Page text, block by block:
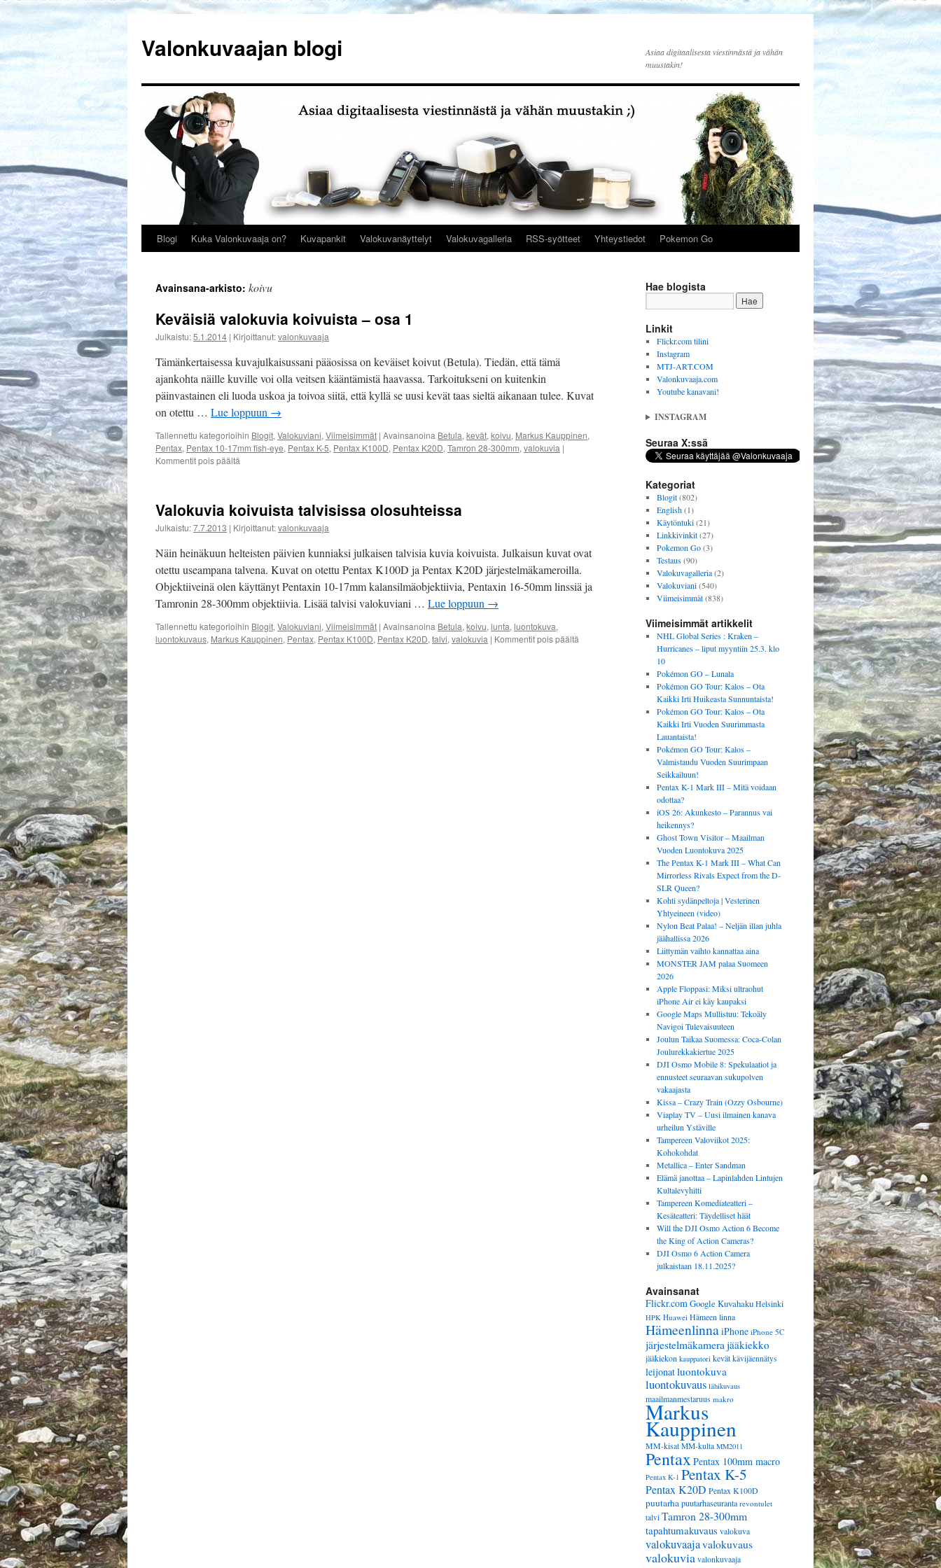
Valonkuvaajan blogi
Asiaa digitaalisesta viestinnästä ja vähän
muustakin!
Blogi Kuka Valonkuvaaja on? Kuvapankit Valokuvanäyttelyt Valokuvagalleria RSS-syötteet Yhteystiedot Pokemon Go
Avainsana-arkisto: koivu
Keväisiä valokuvia koivuista – osa 1
Julkaistu:5.1.2014 | Kirjoittanut:valonkuvaaja
Tämänkertaisessa kuvajulkaisussani pääosissa on keväiset koivut (Betula). Tiedän, että tämä
ajankohta näille kuville voi olla veitsen kääntämistä haavassa. Tarkoitukseni on kuitenkin
päinvastainen eli luoda uskoa ja toivoa siitä, että kyllä se uusi kevät taas sieltä aikanaan tulee. Kuvat
on otettu … Lue loppuun →
Tallennettu kategorioihin Blogit, Valokuviani, Viimeisimmät | Avainsanoina Betula, kevät, koivu, Markus Kauppinen,
Pentax, Pentax 10-17mm fish-eye, Pentax K-5, Pentax K100D, Pentax K20D, Tamron 28-300mm, valokuvia |
Kommentit pois päältä
–
osa
1
Valokuvia koivuista talvisissa olosuhteissa
Julkaistu:7.7.2013 | Kirjoittanut:valonkuvaaja
Näin heinäkuun helteisten päivien kunniaksi julkaisen talvisia kuvia koivuista. Julkaisun kuvat ovat
otettu useampana talvena. Kuvat on otettu Pentax K100D ja Pentax K20D järjestelmäkameroilla.
Objektiiveinä olen käyttänyt Pentaxin 10-17mm kalansilmäobjektiivia, Pentaxin 16-50mm linssiä ja
Tamronin 28-300mm objektiivia. Lisää talvisi valokuviani … Lue loppuun →
Tallennettu kategorioihin Blogit, Valokuviani, Viimeisimmät | Avainsanoina Betula, koivu, lunta, luontokuva,
luontokuvaus, Markus Kauppinen, Pentax, Pentax K100D, Pentax K20D, talvi, valokuvia | Kommentit pois päältä
Hae blogista
Linkit
Flickr.com tilini
Instagram
MTJ-ART.COM
Valonkuvaaja.com
Youtube kanavani!
INSTAGRAM
Seuraa X:ssä
Kategoriat
Blogit(802)
English(1)
Käytöntuki(21)
Linkkivinkit(27)
Pokemon Go(3)
Testaus(90)
Valokuvagalleria(2)
Valokuviani(540)
Viimeisimmät(838)
Viimeisimmät artikkelit
NHL Global Series : Kraken –
Hurricanes – liput myyntiin 25.3. klo
10
Pokémon GO – Lunala
Pokémon GO Tour: Kalos – Ota
Kaikki Irti Huikeasta Sunnuntaista!
Pokémon GO Tour: Kalos – Ota
Kaikki Irti Vuoden Suurimmasta
Lauantaista!
Pokémon GO Tour: Kalos –
Valmistaudu Vuoden Suurimpaan
Seikkailuun!
Pentax K-1 Mark III – Mitä voidaan
odottaa?
iOS 26: Akunkesto – Parannus vai
heikennys?
Ghost Town Visitor – Maailman
Vuoden Luontokuva 2025
The Pentax K-1 Mark III – What Can
Mirrorless Rivals Expect from the D-
SLR Queen?
Kohti sydänpeltoja | Vesterinen
Yhtyeineen (video)
Nylon Beat Palaa! – Neljän illan juhla
jäähallissa 2026
Liittymän vaihto kannattaa aina
MONSTER JAM palaa Suomeen
2026
Apple Floppasi: Miksi ultraohut
iPhone Air ei käy kaupaksi
Google Maps Mullistuu: Tekoäly
Navigoi Tulevaisuuteen
Joulun Taikaa Suomessa: Coca-Colan
Joulurekkakiertue 2025
DJI Osmo Mobile 8: Spekulaatiot ja
ennusteet seuraavan sukupolven
vakaajasta
Kissa – Crazy Train (Ozzy Osbourne)
Viaplay TV – Uusi ilmainen kanava
urheilun Ystäville
Tampereen Valoviikot 2025:
Kohokohdat
Metallica – Enter Sandman
Elämä janottaa – Lapinlahden Lintujen
Kultalevyhitti
Tampereen Komediateatteri –
Kesäteatteri: Täydelliset häät
Will the DJI Osmo Action 6 Become
the King of Action Cameras?
DJI Osmo 6 Action Camera
julkaistaan 18.11.2025?
Avainsanat
Flickr.comGoogle Kuvahaku Helsinki
HPK Huawei Hämeen linna
HämeenlinnaiPhone iPhone 5C
järjestelmäkamerajääkiekko
jääkiekon kauppatori kevät kävijäennätys
leijonatluontokuva
luontokuvaus lähikuvaus
maailmanmestaruus makro
Markus
Kauppinen
MM-kisat MM-kulta MM2011
PentaxPentax 100mm macro
Pentax K-1 Pentax K-5
Pentax K20D Pentax K100D
puutarhapuutarhaseuranta revontulet
talvi Tamron 28-300mm
tapahtumakuvaus valokuva
valokuvaajavalokuvaus
valokuvia valonkuvaaja